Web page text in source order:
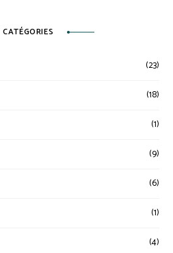
CATÉGORIES
(23)
(18)
(1)
(9)
(6)
(1)
(4)